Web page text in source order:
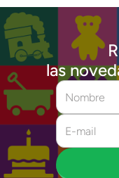
las